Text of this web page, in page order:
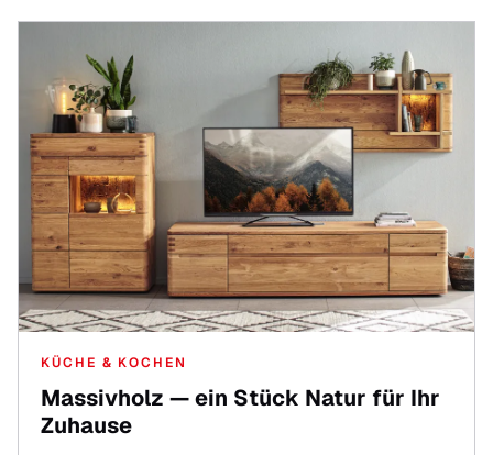
KÜCHE & KOCHEN
Massivholz — ein Stück Natur für Ihr
Zuhause